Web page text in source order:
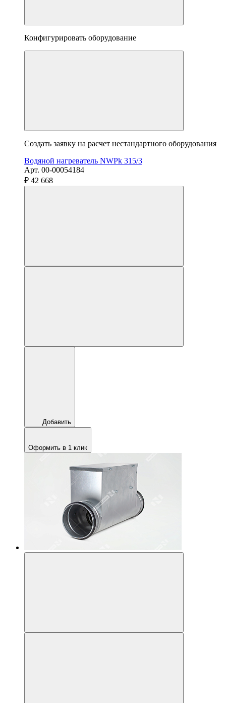
Конфигурировать оборудование
Создать заявку на расчет нестандартного оборудования
Водяной нагреватель NWPk 315/3
Арт. 00-00054184
₽ 42 668
Добавить
Оформить в 1 клик